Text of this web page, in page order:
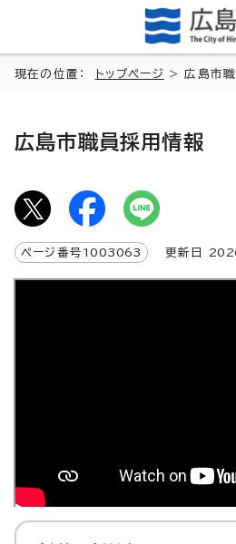
現在の位置： トップページ > 広島市職
広島市職員採用情報
ページ番号 1003063 更新日